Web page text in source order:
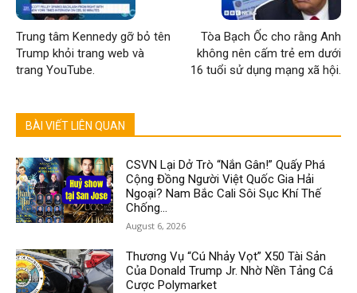
Trung tâm Kennedy gỡ bỏ tên
Trump khỏi trang web và
trang YouTube.
Tòa Bạch Ốc cho rằng Anh
không nên cấm trẻ em dưới
16 tuổi sử dụng mạng xã hội.
BÀI VIẾT LIÊN QUAN
CSVN Lại Dở Trò “Nắn Gân!” Quấy Phá
Cộng Đồng Người Việt Quốc Gia Hải
Ngoại? Nam Bắc Cali Sôi Sục Khí Thế
Chống...
August 6, 2026
Thương Vụ “Cú Nhảy Vọt” X50 Tài Sản
Của Donald Trump Jr. Nhờ Nền Tảng Cá
Cược Polymarket